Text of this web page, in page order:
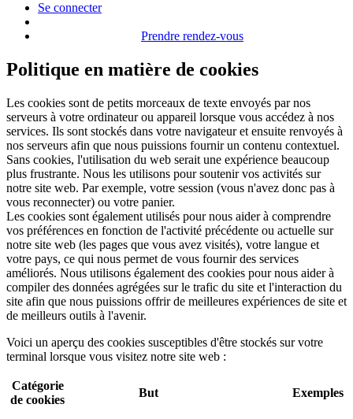
Se connecter
Prendre rendez-vous
Politique en matière de cookies
Les cookies sont de petits morceaux de texte envoyés par nos
serveurs à votre ordinateur ou appareil lorsque vous accédez à nos
services. Ils sont stockés dans votre navigateur et ensuite renvoyés à
nos serveurs afin que nous puissions fournir un contenu contextuel.
Sans cookies, l'utilisation du web serait une expérience beaucoup
plus frustrante. Nous les utilisons pour soutenir vos activités sur
notre site web. Par exemple, votre session (vous n'avez donc pas à
vous reconnecter) ou votre panier.
Les cookies sont également utilisés pour nous aider à comprendre
vos préférences en fonction de l'activité précédente ou actuelle sur
notre site web (les pages que vous avez visités), votre langue et
votre pays, ce qui nous permet de vous fournir des services
améliorés. Nous utilisons également des cookies pour nous aider à
compiler des données agrégées sur le trafic du site et l'interaction du
site afin que nous puissions offrir de meilleures expériences de site et
de meilleurs outils à l'avenir.
Voici un aperçu des cookies susceptibles d'être stockés sur votre
terminal lorsque vous visitez notre site web :
Catégorie
de cookies
But Exemples